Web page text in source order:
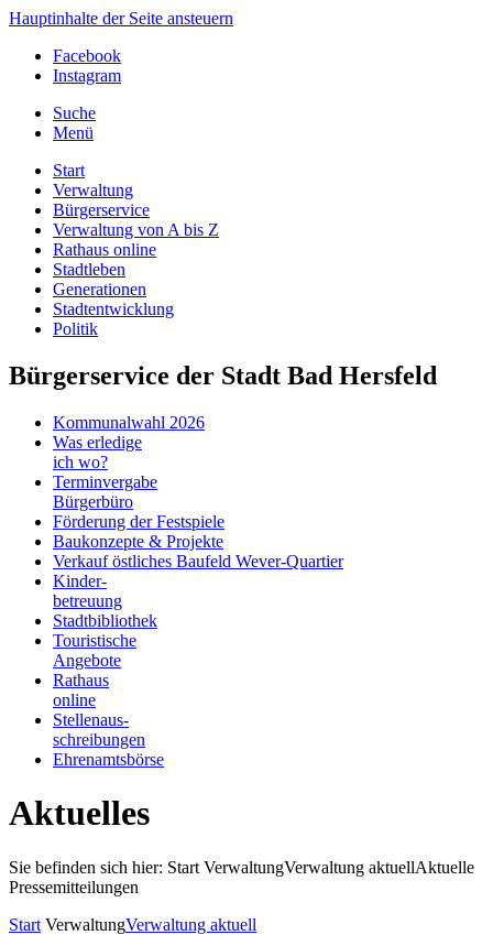
Hauptinhalte der Seite ansteuern
Facebook
Instagram
Suche
Menü
Start
Verwaltung
Bürgerservice
Verwaltung von A bis Z
Rathaus online
Stadtleben
Generationen
Stadtentwicklung
Politik
Bürgerservice der Stadt Bad Hersfeld
Kommunalwahl 2026
Was erledige
ich wo?
Terminvergabe
Bürgerbüro
Förderung der Festspiele
Baukonzepte & Projekte
Verkauf östliches Baufeld Wever-Quartier
Kinder-
betreuung
Stadtbibliothek
Touristische
Angebote
Rathaus
online
Stellenaus-
schreibungen
Ehrenamtsbörse
Aktuelles
Sie befinden sich hier: Start VerwaltungVerwaltung aktuellAktuelle
Pressemitteilungen
Start VerwaltungVerwaltung aktuell